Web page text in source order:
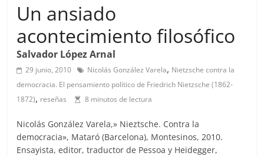
Un ansiado
acontecimiento filosófico
Salvador López Arnal
29 junio, 2010 Nicolás González Varela, Nietzsche contra la
democracia. El pensamiento político de Friedrich Nietzsche (1862-
1872), reseñas 8 minutos de lectura
Nicolás González Varela,» Nieztsche. Contra la
democracia», Mataró (Barcelona), Montesinos, 2010.
Ensayista, editor, traductor de Pessoa y Heidegger,